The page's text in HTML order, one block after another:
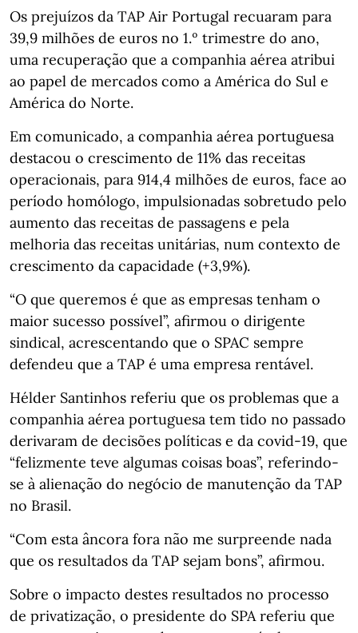
Os prejuízos da TAP Air Portugal recuaram para
39,9 milhões de euros no 1.º trimestre do ano,
uma recuperação que a companhia aérea atribui
ao papel de mercados como a América do Sul e
América do Norte.
Em comunicado, a companhia aérea portuguesa
destacou o crescimento de 11% das receitas
operacionais, para 914,4 milhões de euros, face ao
período homólogo, impulsionadas sobretudo pelo
aumento das receitas de passagens e pela
melhoria das receitas unitárias, num contexto de
crescimento da capacidade (+3,9%).
“O que queremos é que as empresas tenham o
maior sucesso possível”, afirmou o dirigente
sindical, acrescentando que o SPAC sempre
defendeu que a TAP é uma empresa rentável.
Hélder Santinhos referiu que os problemas que a
companhia aérea portuguesa tem tido no passado
derivaram de decisões políticas e da covid-19, que
“felizmente teve algumas coisas boas”, referindo-
se à alienação do negócio de manutenção da TAP
no Brasil.
“Com esta âncora fora não me surpreende nada
que os resultados da TAP sejam bons”, afirmou.
Sobre o impacto destes resultados no processo
de privatização, o presidente do SPA referiu que